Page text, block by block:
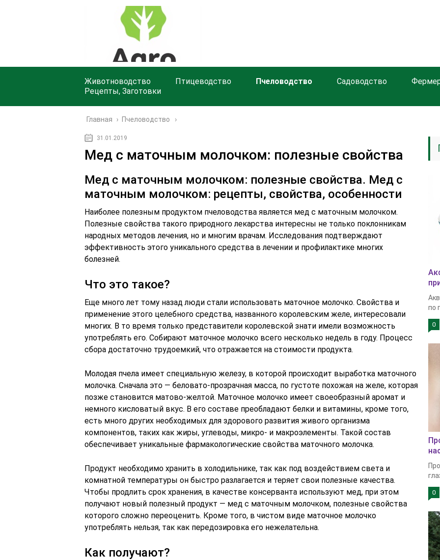
Животноводство Птицеводство Пчеловодство Садоводство
Рецепты, Заготовки
Главная › Пчеловодство
31.01.2019
Мед с маточным молочком: полезные свойства
Мед с маточным молочком: полезные свойства. Мед с
маточным молочком: рецепты, свойства, особенности
Наиболее полезным продуктом пчеловодства является мед с маточным молочком.
Полезные свойства такого природного лекарства интересны не только поклонникам
народных методов лечения, но и многим врачам. Исследования подтверждают
эффективность этого уникального средства в лечении и профилактике многих
болезней.
Что это такое?
Еще много лет тому назад люди стали использовать маточное молочко. Свойства и
применение этого целебного средства, названного королевским желе, интересовали
многих. В то время только представители королевской знати имели возможность
употреблять его. Собирают маточное молочко всего несколько недель в году. Процесс
сбора достаточно трудоемкий, что отражается на стоимости продукта.
Молодая пчела имеет специальную железу, в которой происходит выработка маточного
молочка. Сначала это — беловато-прозрачная масса, по густоте похожая на желе, которая
позже становится матово-желтой. Маточное молочко имеет своеобразный аромат и
немного кисловатый вкус. В его составе преобладают белки и витамины, кроме того,
есть много других необходимых для здорового развития живого организма
компонентов, таких как жиры, углеводы, микро- и макроэлементы. Такой состав
обеспечивает уникальные фармакологические свойства маточного молочка.
Продукт необходимо хранить в холодильнике, так как под воздействием света и
комнатной температуры он быстро разлагается и теряет свои полезные качества.
Чтобы продлить срок хранения, в качестве консерванта используют мед, при этом
получают новый полезный продукт — мед с маточным молочком, полезные свойства
которого сложно переоценить. Кроме того, в чистом виде маточное молочко
употреблять нельзя, так как передозировка его нежелательна.
Как получают?
по
0
0